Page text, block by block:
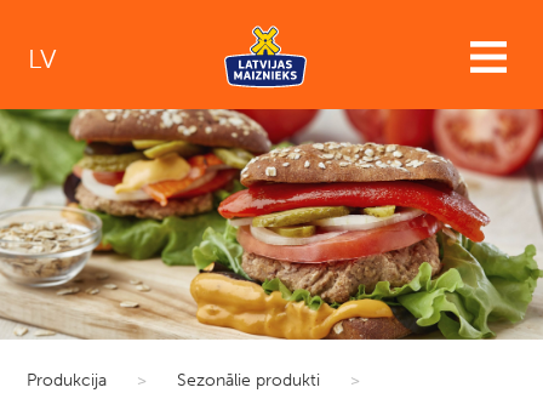
LV
Produkcija > Sezonālie produkti
>